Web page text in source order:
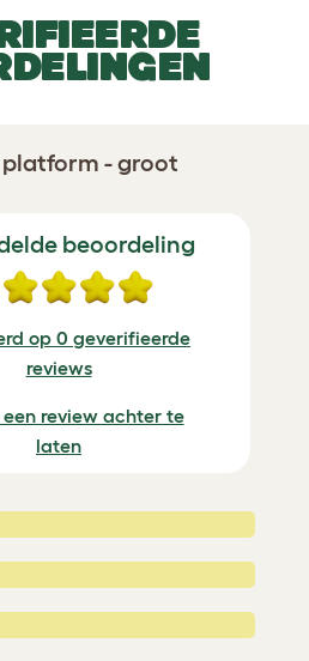
- groot
beoordeling
op 0 geverifieerde
reviews
een review achter te
laten